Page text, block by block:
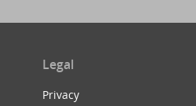
Legal
Privacy